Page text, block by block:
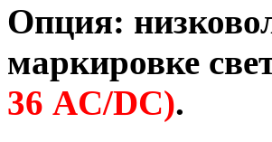
Опция:
маркировке
36 AC/DC).